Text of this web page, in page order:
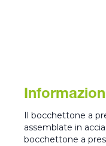
Il bocchettone a
assemblate in
bocchettone a